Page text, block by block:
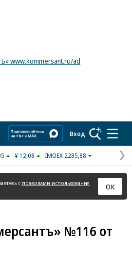
www.kommersant.ru/ad
Вход
¥ 12,08 IMOEX 2285,88
с правилами использования
ОК
№116 от